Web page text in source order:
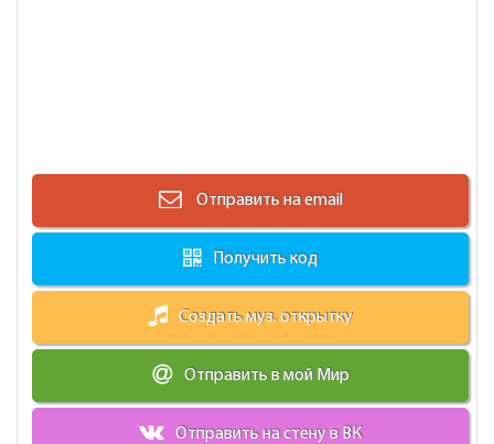
Отправить на email
Получить код
Создать муз. открытку
Отправить в мой Мир
Отправить на стену в ВК